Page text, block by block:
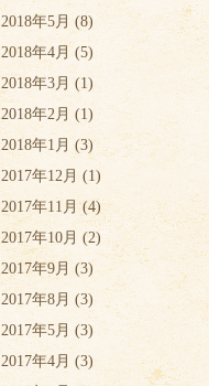
2018年5月 (8)
2018年4月 (5)
2018年3月 (1)
2018年2月 (1)
2018年1月 (3)
2017年12月 (1)
2017年11月(4)
2017年10月 (2)
2017年9月 (3)
2017年8月 (3)
2017年5月 (3)
2017年4月 (3)